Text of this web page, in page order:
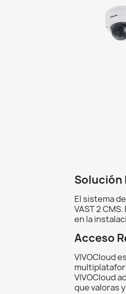
Solución
El sistema
VAST 2
en la
Acceso
VIVOCloud
VIVOCloud
que valoras